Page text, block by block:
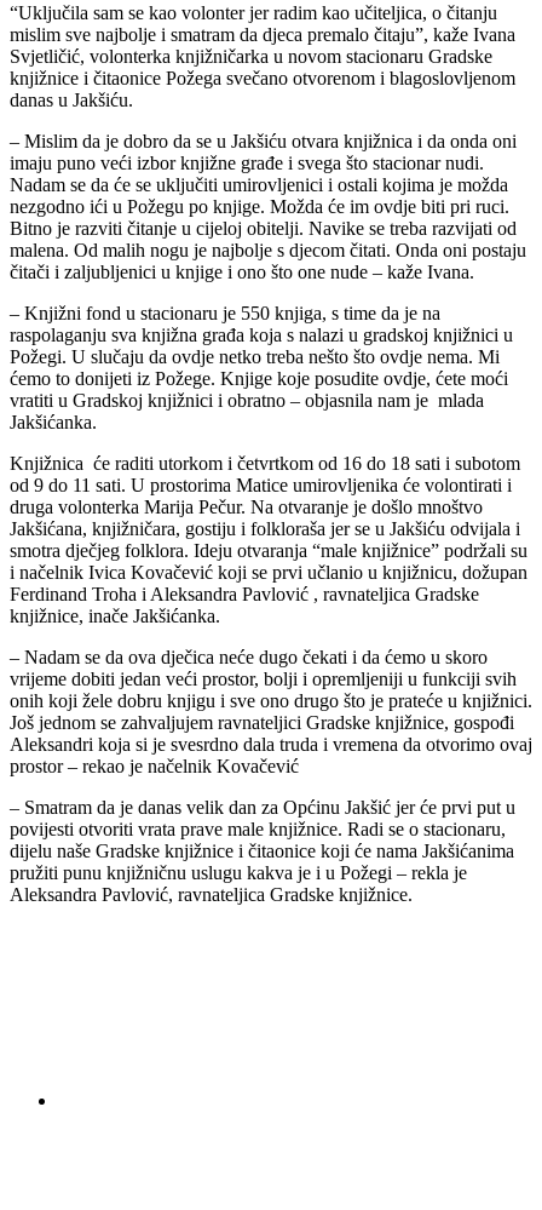
“Uključila sam se kao volonter jer radim kao učiteljica, o čitanju
mislim sve najbolje i smatram da djeca premalo čitaju”, kaže Ivana
Svjetličić, volonterka knjižničarka u novom stacionaru Gradske
knjižnice i čitaonice Požega svečano otvorenom i blagoslovljenom
danas u Jakšiću.
– Mislim da je dobro da se u Jakšiću otvara knjižnica i da onda oni
imaju puno veći izbor knjižne građe i svega što stacionar nudi.
Nadam se da će se uključiti umirovljenici i ostali kojima je možda
nezgodno ići u Požegu po knjige. Možda će im ovdje biti pri ruci.
Bitno je razviti čitanje u cijeloj obitelji. Navike se treba razvijati od
malena. Od malih nogu je najbolje s djecom čitati. Onda oni postaju
čitači i zaljubljenici u knjige i ono što one nude – kaže Ivana.
– Knjižni fond u stacionaru je 550 knjiga, s time da je na
raspolaganju sva knjižna građa koja s nalazi u gradskoj knjižnici u
Požegi. U slučaju da ovdje netko treba nešto što ovdje nema. Mi
ćemo to donijeti iz Požege. Knjige koje posudite ovdje, ćete moći
vratiti u Gradskoj knjižnici i obratno – objasnila nam je mlada
Jakšićanka.
Knjižnica će raditi utorkom i četvrtkom od 16 do 18 sati i subotom
od 9 do 11 sati. U prostorima Matice umirovljenika će volontirati i
druga volonterka Marija Pečur. Na otvaranje je došlo mnoštvo
Jakšićana, knjižničara, gostiju i folkloraša jer se u Jakšiću odvijala i
smotra dječjeg folklora. Ideju otvaranja “male knjižnice” podržali su
i načelnik Ivica Kovačević koji se prvi učlanio u knjižnicu, dožupan
Ferdinand Troha i Aleksandra Pavlović , ravnateljica Gradske
knjižnice, inače Jakšićanka.
– Nadam se da ova dječica neće dugo čekati i da ćemo u skoro
vrijeme dobiti jedan veći prostor, bolji i opremljeniji u funkciji svih
onih koji žele dobru knjigu i sve ono drugo što je prateće u knjižnici.
Još jednom se zahvaljujem ravnateljici Gradske knjižnice, gospođi
Aleksandri koja si je svesrdno dala truda i vremena da otvorimo ovaj
prostor – rekao je načelnik Kovačević
– Smatram da je danas velik dan za Općinu Jakšić jer će prvi put u
povijesti otvoriti vrata prave male knjižnice. Radi se o stacionaru,
dijelu naše Gradske knjižnice i čitaonice koji će nama Jakšićanima
pružiti punu knjižničnu uslugu kakva je i u Požegi – rekla je
Aleksandra Pavlović, ravnateljica Gradske knjižnice.